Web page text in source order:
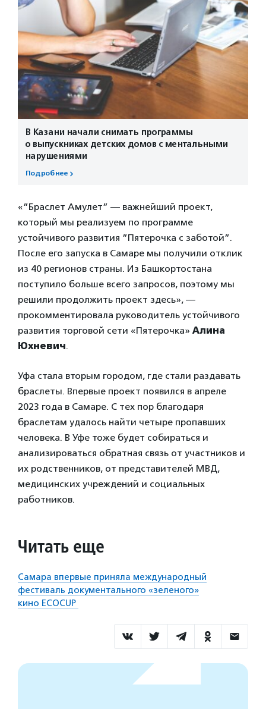
В Казани начали снимать программы
о выпускниках детских домов с ментальными
нарушениями
Подробнее
«”Браслет Амулет” — важнейший проект,
который мы реализуем по программе
устойчивого развития ”Пятерочка с заботой”.
После его запуска в Самаре мы получили отклик
из 40 регионов страны. Из Башкортостана
поступило больше всего запросов, поэтому мы
решили продолжить проект здесь», —
прокомментировала руководитель устойчивого
развития торговой сети «Пятерочка» Алина
Юхневич.
Уфа стала вторым городом, где стали раздавать
браслеты. Впервые проект появился в апреле
2023 года в Самаре. С тех пор благодаря
браслетам удалось найти четыре пропавших
человека. В Уфе тоже будет собираться и
анализироваться обратная связь от участников и
их родственников, от представителей МВД,
медицинских учреждений и социальных
работников.
Читать еще
Самара впервые приняла международный
фестиваль документального «зеленого»
кино ECOCUP